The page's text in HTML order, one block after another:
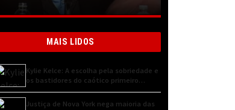
MAIS LIDOS
Kylie Kelce: A escolha pela sobriedade e
os bastidores do caótico primeiro
encontro
Justiça de Nova York nega maioria das